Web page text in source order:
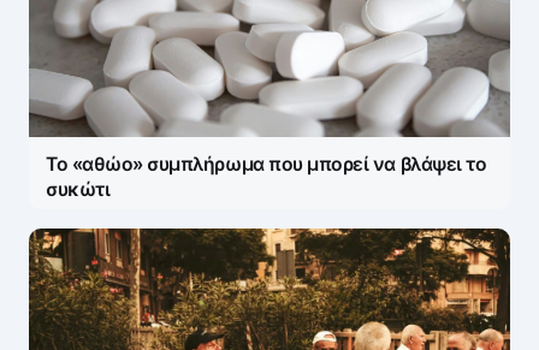
Η ηλ. διεύθυνση σας δεν δημοσιεύεται. Τα
υποχρεωτικά πεδία σημειώνονται με*
Message*
Το «αθώο» συμπλήρωμα που μπορεί να βλάψει το
συκώτι